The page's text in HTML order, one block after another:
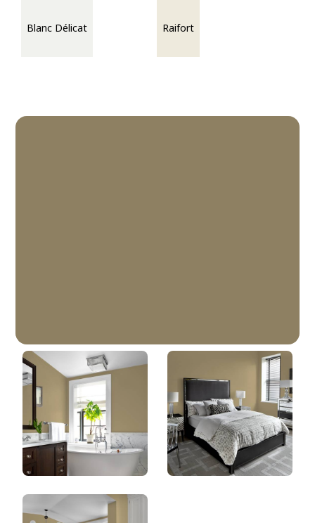
Blanc Délicat Raifort
Statue De Bronze
DLX1026-6